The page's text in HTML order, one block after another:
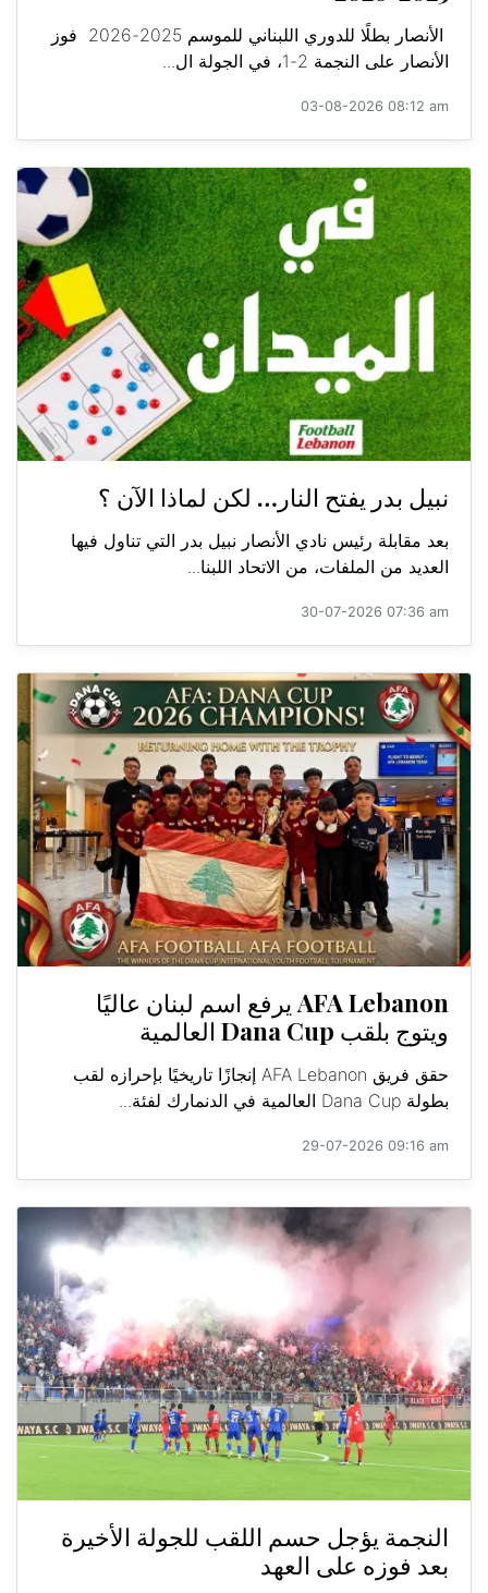
الأنصار بطلًا للدوري اللبناني للموسم 2025-2026 فوز
الأنصار على النجمة 2-1، في الجولة ال...
03-08-2026 08:12 am
نبيل بدر يفتح النار… لكن لماذا الآن ؟
بعد مقابلة رئيس نادي الأنصار نبيل بدر التي تناول فيها
العديد من الملفات، من الاتحاد اللبنا...
30-07-2026 07:36 am
AFA Lebanon يرفع اسم لبنان عاليًا
ويتوج بلقب Dana Cup العالمية
حقق فريق AFA Lebanon إنجازًا تاريخيًا بإحرازه لقب
بطولة Dana Cup العالمية في الدنمارك لفئة...
29-07-2026 09:16 am
النجمة يؤجل حسم اللقب للجولة الأخيرة
بعد فوزه على العهد